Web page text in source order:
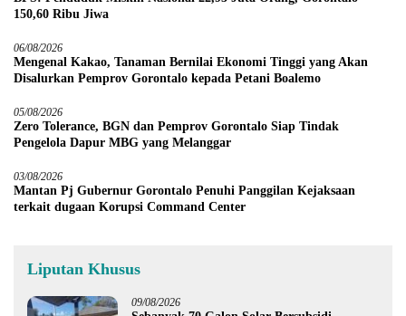
150,60 Ribu Jiwa
06/08/2026
Mengenal Kakao, Tanaman Bernilai Ekonomi Tinggi yang Akan
Disalurkan Pemprov Gorontalo kepada Petani Boalemo
05/08/2026
Zero Tolerance, BGN dan Pemprov Gorontalo Siap Tindak
Pengelola Dapur MBG yang Melanggar
03/08/2026
Mantan Pj Gubernur Gorontalo Penuhi Panggilan Kejaksaan
terkait dugaan Korupsi Command Center
Liputan Khusus
09/08/2026